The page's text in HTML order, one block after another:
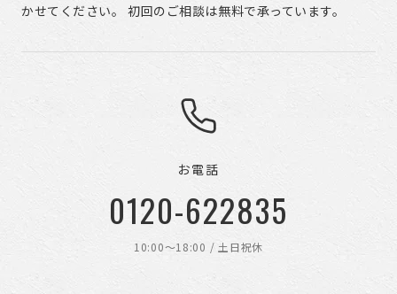
かせてください。 初回のご相談は無料で承っています。
お電話
0120-622835
10:00〜18:00 / 土日祝休